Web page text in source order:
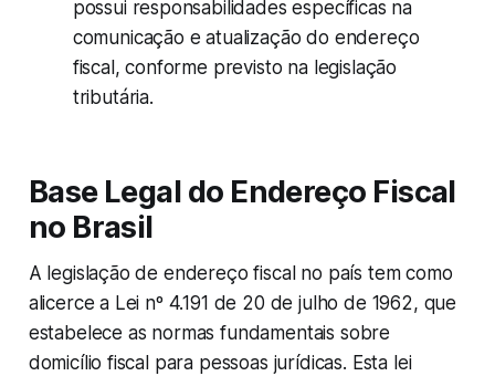
possui responsabilidades específicas na
comunicação e atualização do endereço
fiscal, conforme previsto na legislação
tributária.
Base Legal do Endereço Fiscal
no Brasil
A legislação de endereço fiscal no país tem como
alicerce a Lei nº 4.191 de 20 de julho de 1962, que
estabelece as normas fundamentais sobre
domicílio fiscal para pessoas jurídicas. Esta lei